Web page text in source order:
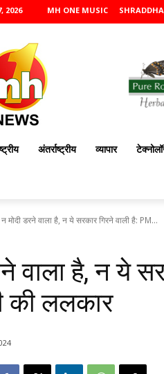
2026 MH ONE MUSIC
अंतर्राष्ट्रीय व्यापार
न मोदी डरने वाला है, न ये सरकार ग‍िरने वाली है: PM...
वाला है, न ये
की ललकार